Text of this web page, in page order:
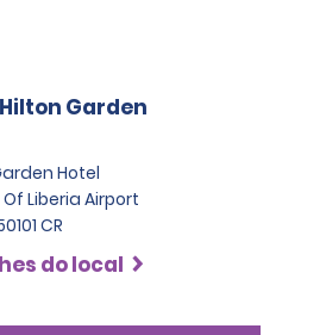
Garden
Hotel
Liberia Airport
CR
do local